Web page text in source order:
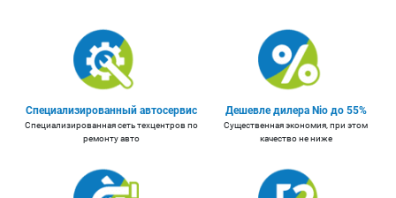
Специализированный автосервис
Специализированная сеть техцентров по
ремонту авто
Дешевле дилера Nio до 55%
Существенная экономия, при этом
качество не ниже